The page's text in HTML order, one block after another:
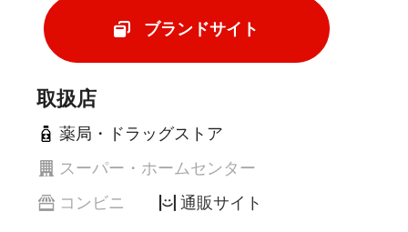
ブランドサイト
取扱店
薬局・ドラッグストア
スーパー・ホームセンター
コンビニ
通販サイト